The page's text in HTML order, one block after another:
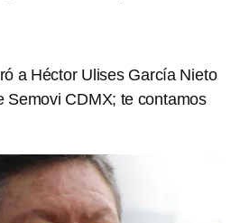
a Héctor Ulises García Nieto
Semovi CDMX; te contamos